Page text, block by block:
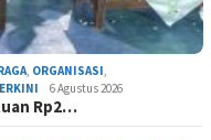
ORGANISASI
6 Agustus 2026
Rp2…